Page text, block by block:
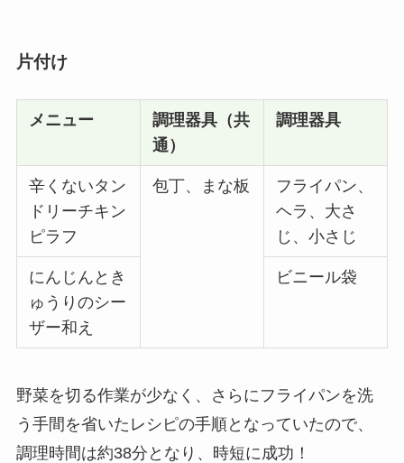
片付け
メニュー
調理器具（共
通）
調理器具
辛くないタン
ドリーチキン
ピラフ
包丁、まな板
フライパン、
ヘラ、大さ
じ、小さじ
にんじんとき
ゅうりのシー
ザー和え
ビニール袋
野菜を切る作業が少なく、さらにフライパンを洗
う手間を省いたレシピの手順となっていたので、
調理時間は約38分となり、時短に成功！